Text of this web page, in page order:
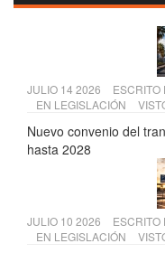
JULIO 14 2026 ESCRITO
EN LEGISLACIÓN
Nuevo convenio del
hasta 2028
JULIO 10 2026 ESCRITO
EN LEGISLACIÓN